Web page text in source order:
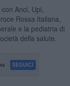
Anci, Upi,
Rossa Italiana,
e la pediatria di
della salute.